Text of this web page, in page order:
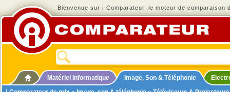
Bienvenue sur i-Comparateur, le moteur de comparaison
Matériel informatique Image, Son & Téléphonie